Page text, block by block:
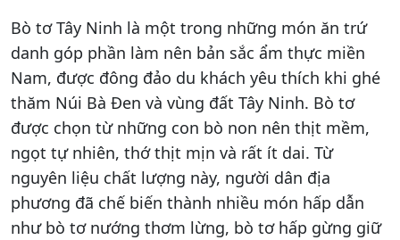
Bò tơ Tây Ninh là một trong những món ăn trứ
danh góp phần làm nên bản sắc ẩm thực miền
Nam, được đông đảo du khách yêu thích khi ghé
thăm Núi Bà Đen và vùng đất Tây Ninh. Bò tơ
được chọn từ những con bò non nên thịt mềm,
ngọt tự nhiên, thớ thịt mịn và rất ít dai. Từ
nguyên liệu chất lượng này, người dân địa
phương đã chế biến thành nhiều món hấp dẫn
như bò tơ nướng thơm lừng, bò tơ hấp gừng giữ